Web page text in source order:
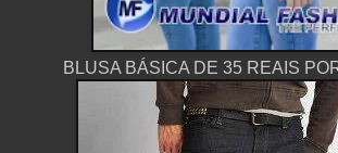
BLUSA BÁSICA DE 35 REAIS